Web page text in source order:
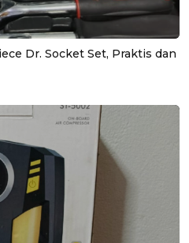
Dr. Socket Set, Praktis dan